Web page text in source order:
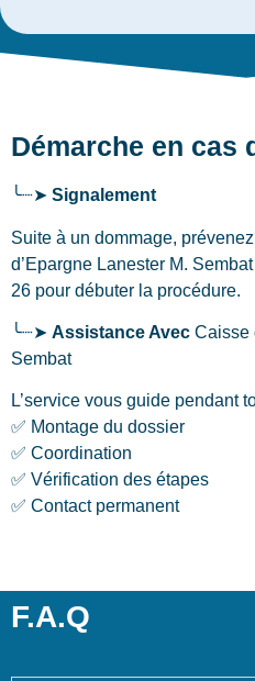
Démarche en cas
╰┈➤ Signalement
Suite à un dommage,
d’Epargne Lanester M. Sembat
26 pour débuter la procédure.
╰┈➤ Assistance Avec Caisse
Sembat
L’service vous guide pendant
✅ Montage du dossier
✅ Coordination
✅ Vérification des étapes
✅ Contact permanent
F.A.Q